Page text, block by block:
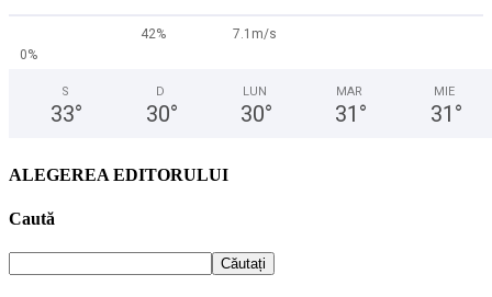
42%
7.1m/s
0%
S
33°
D
30°
LUN
30°
MAR
31 °
MIE
31 °
ALEGEREA EDITORULUI
Caută